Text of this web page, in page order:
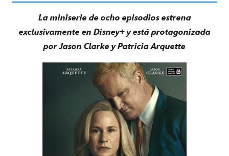
La miniserie de ocho episodios estrena
exclusivamente en Disney+ y está protagonizada
por Jason Clarke y Patricia Arquette